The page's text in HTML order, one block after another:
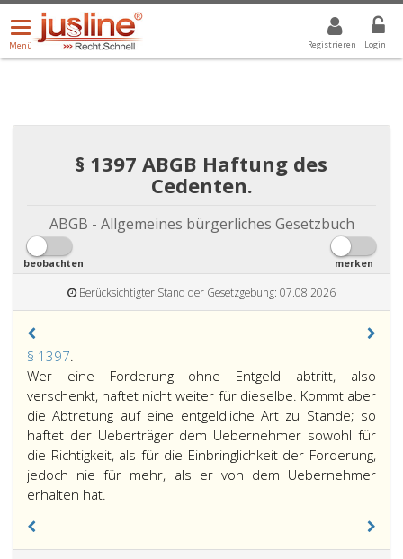
Registrieren Login
Menü
öffnen/schließen
Menü
ALLE DROPDOWN: GEWÄHLTER WERT IST ALLE
§ 1397 ABGB Haftung des
Cedenten.
ABGB - Allgemeines bürgerliches Gesetzbuch
beobachten merken
Berücksichtigter Stand der Gesetzgebung: 07.08.2026
§ 1397.
1397,
Wer eine Forderung ohne Entgeld abtritt, also
verschenkt, haftet nicht weiter für dieselbe. Kommt aber
die Abtretung auf eine entgeldliche Art zu Stande; so
haftet der Ueberträger dem Uebernehmer sowohl für
die Richtigkeit, als für die Einbringlichkeit der Forderung,
jedoch nie für mehr, als er von dem Uebernehmer
erhalten hat.